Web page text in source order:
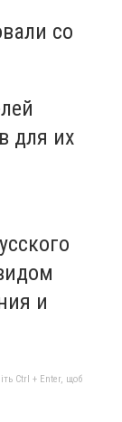
со
для их
и
Ctrl + Enter, щоб